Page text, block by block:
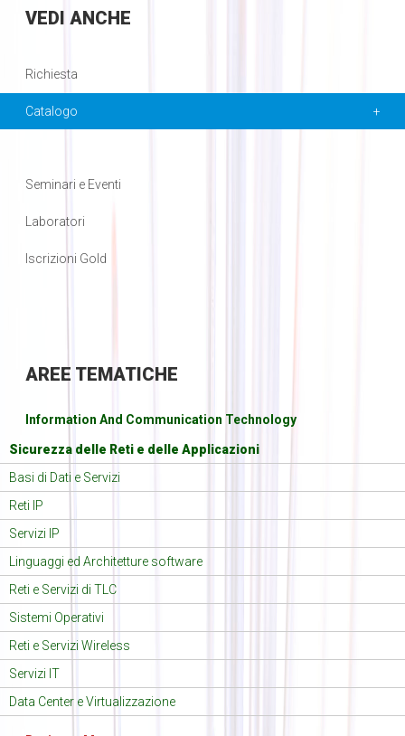
VEDI ANCHE
Richiesta
Catalogo
Seminari e Eventi
Laboratori
Iscrizioni Gold
AREE TEMATICHE
Information And Communication Technology
Sicurezza delle Reti e delle Applicazioni
Basi di Dati e Servizi
Reti IP
Servizi IP
Linguaggi ed Architetture software
Reti e Servizi di TLC
Sistemi Operativi
Reti e Servizi Wireless
Servizi IT
Data Center e Virtualizzazione